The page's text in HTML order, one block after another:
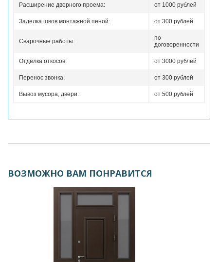
Расширение дверного проема: от 1000 рублей
Заделка швов монтажной пеной: от 300 рублей
Сварочные работы:
по
договоренности
Отделка откосов: от 3000 рублей
Перенос звонка: от 300 рублей
Вывоз мусора, двери: от 500 рублей
ВОЗМОЖНО ВАМ ПОНРАВИТСЯ